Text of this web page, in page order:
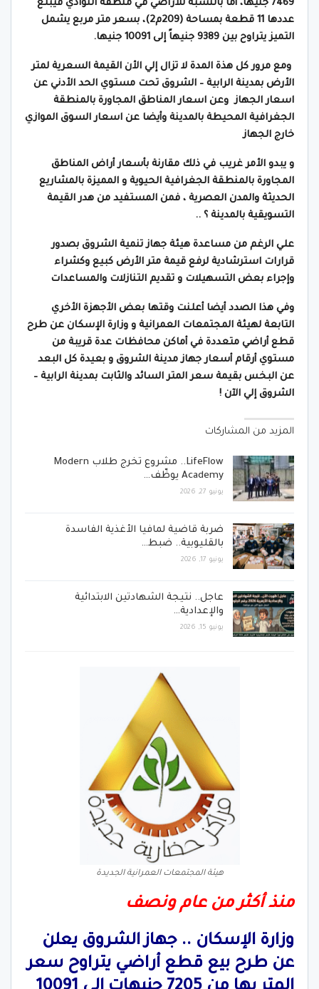
7469 جنيها، أما بالنسبة للأراضي في منطقة النوادي فيبلغ
عددها 11 قطعة بمساحة (209م2)، بسعر متر مربع يشمل
التميز يتراوح بين 9389 جنيهاً إلى 10091 جنيها.
ومع مرور كل هذة المدة لا تزال إلي الأن القيمة السعرية لمتر
الأرض بمدينة الرابية – الشروق تحت مستوي الحد الأدني عن
اسعار الجهاز وعن اسعار المناطق المجاورة بالمنطقة
الجغرافية المحيطة بالمدينة وأيضا عن اسعار السوق الموازي
خارج الجهاز
و يبدو الأمر غريب في ذلك مقارنة بأسعار أراض المناطق
المجاورة بالمنطقة الجغرافية الحيوية و المميزة بالمشاريع
الحديثة والمدن العصرية ، فمن المستفيد من هدر القيمة
التسويقية بالمدينة ؟ ..
علي الرغم من مساعدة هيئة جهاز تنمية الشروق بصدور
قرارات استرشادية لرفع قيمة متر الأرض كبيع وكشراء
وإجراء بعض التسهيلات و تقديم التنازلات والمساعدات
وفي هذا الصدد أيضا أعلنت وقتها بعض الأجهزة الأخري
التابعة لهيئة المجتمعات العمرانية و وزارة الإسكان عن طرح
قطع أراضي متعددة في أماكن محافظات عدة قريبة من
مستوي أرقام أسعار جهاز مدينة الشروق و بعيدة كل البعد
عن البخس بقيمة سعر المتر السائد والثابت بمدينة الرابية –
الشروق إلي الآن !
المزيد من المشاركات
LifeFlow.. مشروع تخرج طلاب Modern
Academy يوظّف…
يونيو 27, 2026
ضربة قاضية لمافيا الأغذية الفاسدة
بالقليوبية.. ضبط…
يونيو 17, 2026
عاجل.. نتيجة الشهادتين الابتدائية
والإعدادية…
يونيو 15, 2026
هيئة المجتمعات العمرانية الجديدة
منذ أكثر من عام ونصف
وزارة الإسكان .. جهاز الشروق يعلن
عن طرح بيع قطع أراضي يتراوح سعر